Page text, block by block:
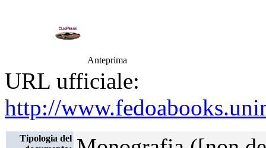
Anteprima
URL ufficiale:
http://
Tipologia del